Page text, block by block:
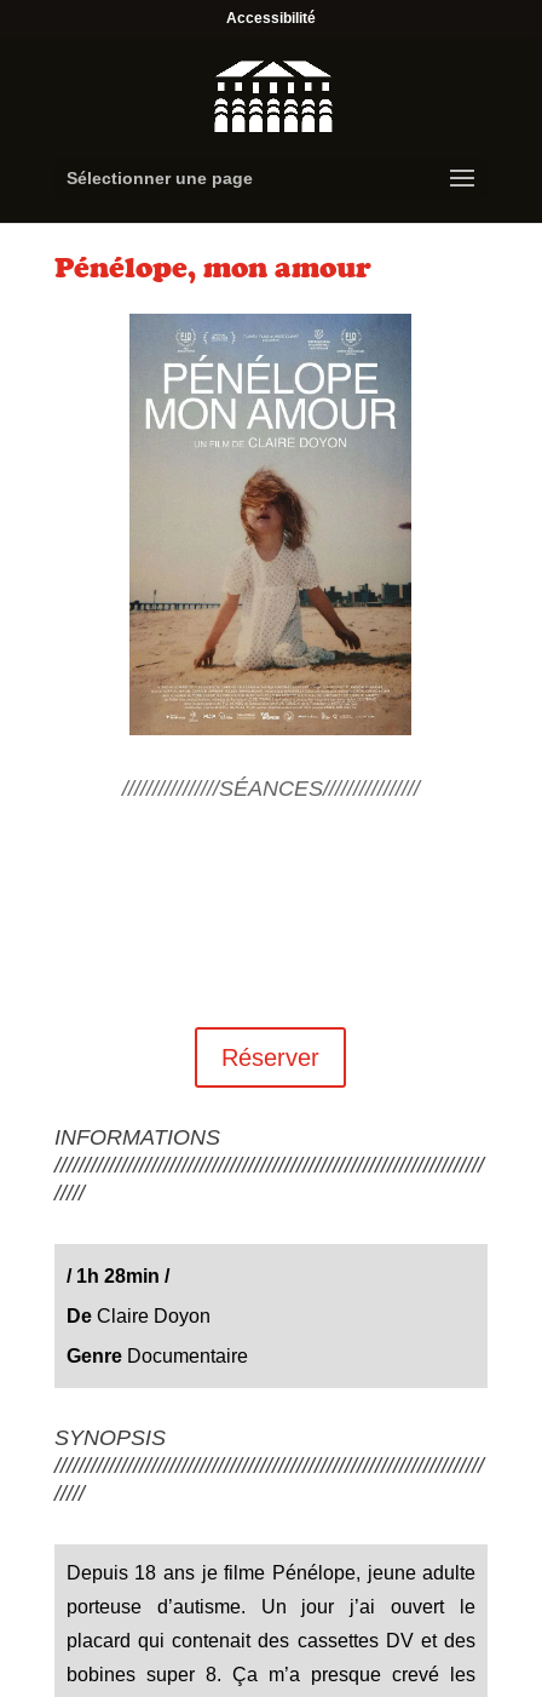
Accessibilité
Sélectionner une page
Pénélope, mon amour
////////////////SÉANCES////////////////
Réserver
INFORMATIONS
///////////////////////////////////////////////////////////////////////
/////
/1h 28min /
De Claire Doyon
GenreDocumentaire
SYNOPSIS
///////////////////////////////////////////////////////////////////////
/////
Depuis 18 ans je filme Pénélope, jeune adulte
porteuse d’autisme. Un jour j’ai ouvert le
placard qui contenait des cassettes DV et des
bobines super 8. Ça m’a presque crevé les